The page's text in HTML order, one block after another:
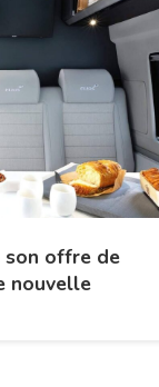
son offre de
nouvelle